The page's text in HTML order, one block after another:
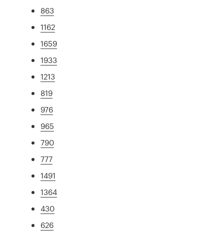
863
1162
1659
1933
1213
819
976
965
790
777
1491
1364
430
626